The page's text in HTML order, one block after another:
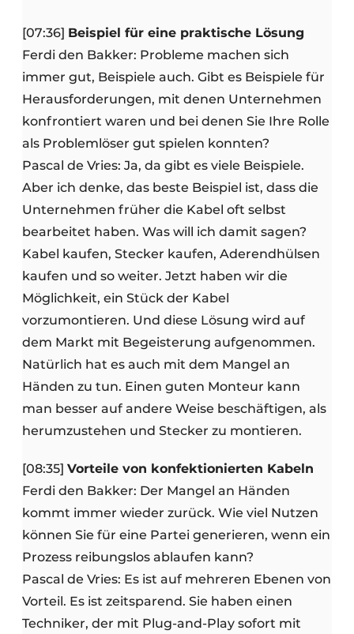
[07:36] Beispiel für eine praktische Lösung
Ferdi den Bakker: Probleme machen sich
immer gut, Beispiele auch. Gibt es Beispiele für
Herausforderungen, mit denen Unternehmen
konfrontiert waren und bei denen Sie Ihre Rolle
als Problemlöser gut spielen konnten?
Pascal de Vries: Ja, da gibt es viele Beispiele.
Aber ich denke, das beste Beispiel ist, dass die
Unternehmen früher die Kabel oft selbst
bearbeitet haben. Was will ich damit sagen?
Kabel kaufen, Stecker kaufen, Aderendhülsen
kaufen und so weiter. Jetzt haben wir die
Möglichkeit, ein Stück der Kabel
vorzumontieren. Und diese Lösung wird auf
dem Markt mit Begeisterung aufgenommen.
Natürlich hat es auch mit dem Mangel an
Händen zu tun. Einen guten Monteur kann
man besser auf andere Weise beschäftigen, als
herumzustehen und Stecker zu montieren.
[08:35] Vorteile von konfektionierten Kabeln
Ferdi den Bakker: Der Mangel an Händen
kommt immer wieder zurück. Wie viel Nutzen
können Sie für eine Partei generieren, wenn ein
Prozess reibungslos ablaufen kann?
Pascal de Vries: Es ist auf mehreren Ebenen von
Vorteil. Es ist zeitsparend. Sie haben einen
Techniker, der mit Plug-and-Play sofort mit